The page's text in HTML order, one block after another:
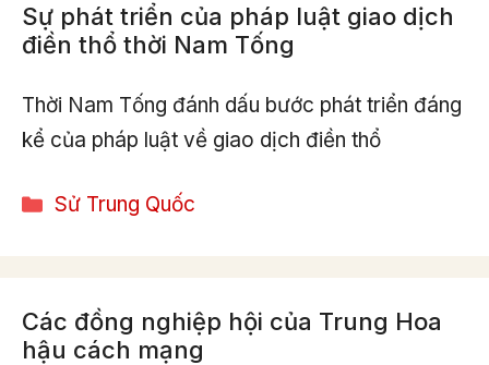
Sự phát triển của pháp luật giao dịch
điền thổ thời Nam Tống
Thời Nam Tống đánh dấu bước phát triển đáng
kể của pháp luật về giao dịch điền thổ
Categories
Sử Trung Quốc
Các đồng nghiệp hội của Trung Hoa
hậu cách mạng